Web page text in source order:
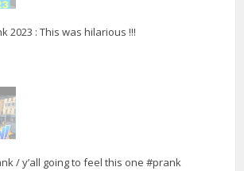
2023 : This was hilarious !!!
/ y’all going to feel this one #prank